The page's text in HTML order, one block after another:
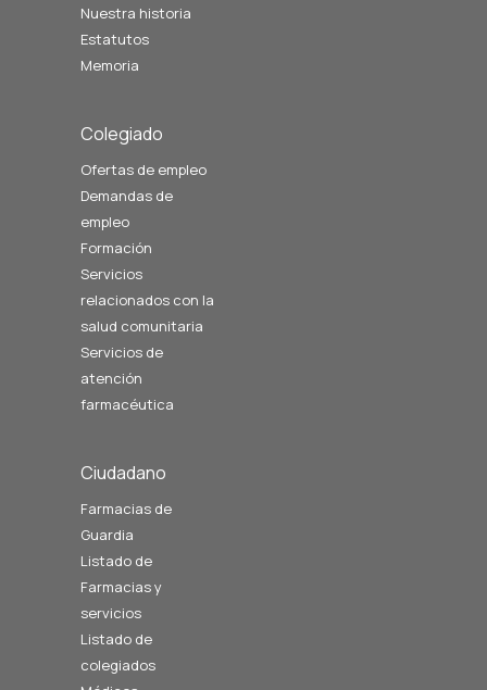
Nuestra historia
Estatutos
Memoria
Colegiado
Ofertas de empleo
Demandas de
empleo
Formación
Servicios
relacionados con la
salud comunitaria
Servicios de
atención
farmacéutica
Ciudadano
Farmacias de
Guardia
Listado de
Farmacias y
servicios
Listado de
colegiados